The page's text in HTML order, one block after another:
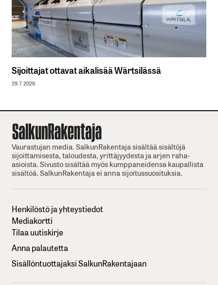
Sijoittajat ottavat aikalisää Wärtsilässä
29.7.2026
Vaurastujan media. SalkunRakentaja sisältää sisältöjä
sijoittamisesta, taloudesta, yrittäjyydesta ja arjen raha-
asioista. Sivusto sisältää myös kumppaneidensa kaupallista
sisältöä. SalkunRakentaja ei anna sijoitussuosituksia.
Henkilöstö ja yhteystiedot
Mediakortti
Tilaa uutiskirje
Anna palautetta
Sisällöntuottajaksi SalkunRakentajaan